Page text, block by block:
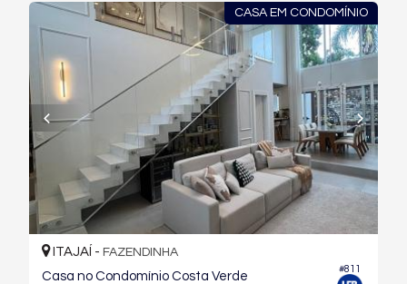
CASA EM CONDOMÍNIO
#811
ITAJAÍ - FAZENDINHA
Casa no Condomínio Costa Verde